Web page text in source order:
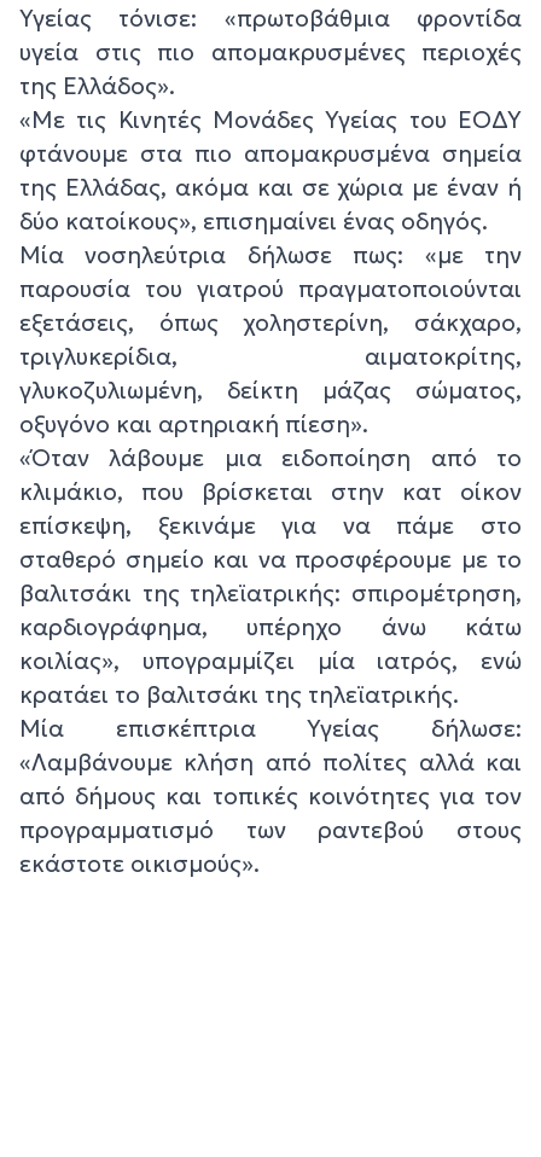
Υγείας τόνισε: «πρωτοβάθμια φροντίδα
υγεία στις πιο απομακρυσμένες περιοχές
της Ελλάδος».
«Με τις Κινητές Μονάδες Υγείας του ΕΟΔΥ
φτάνουμε στα πιο απομακρυσμένα σημεία
της Ελλάδας, ακόμα και σε χώρια με έναν ή
δύο κατοίκους», επισημαίνει ένας οδηγός.
Μία νοσηλεύτρια δήλωσε πως: «με την
παρουσία του γιατρού πραγματοποιούνται
εξετάσεις, όπως χοληστερίνη, σάκχαρο,
τριγλυκερίδια, αιματοκρίτης,
γλυκοζυλιωμένη, δείκτη μάζας σώματος,
οξυγόνο και αρτηριακή πίεση».
«Όταν λάβουμε μια ειδοποίηση από το
κλιμάκιο, που βρίσκεται στην κατ οίκον
επίσκεψη, ξεκινάμε για να πάμε στο
σταθερό σημείο και να προσφέρουμε με το
βαλιτσάκι της τηλεϊατρικής: σπιρομέτρηση,
καρδιογράφημα, υπέρηχο άνω κάτω
κοιλίας», υπογραμμίζει μία ιατρός, ενώ
κρατάει το βαλιτσάκι της τηλεϊατρικής.
Μία επισκέπτρια Υγείας δήλωσε:
«Λαμβάνουμε κλήση από πολίτες αλλά και
από δήμους και τοπικές κοινότητες για τον
προγραμματισμό των ραντεβού στους
εκάστοτε οικισμούς».